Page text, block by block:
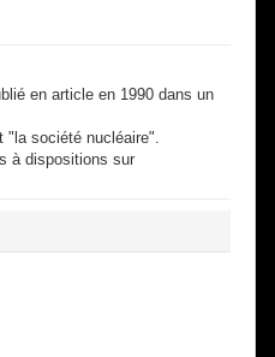
en article en 1990 dans un
"la société nucléaire".
à dispositions sur